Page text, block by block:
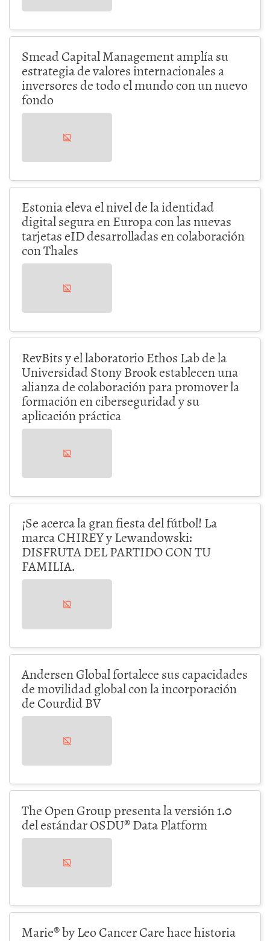
Smead Capital Management amplía su
estrategia de valores internacionales a
inversores de todo el mundo con un nuevo
fondo
Estonia eleva el nivel de la identidad
digital segura en Europa con las nuevas
tarjetas eID desarrolladas en colaboración
con Thales
RevBits y el laboratorio Ethos Lab de la
Universidad Stony Brook establecen una
alianza de colaboración para promover la
formación en ciberseguridad y su
aplicación práctica
¡Se acerca la gran fiesta del fútbol! La
marca CHIREY y Lewandowski:
DISFRUTA DEL PARTIDO CON TU
FAMILIA.
Andersen Global fortalece sus capacidades
de movilidad global con la incorporación
de Courdid BV
The Open Group presenta la versión 1.0
del estándar OSDU® Data Platform
Marie® by Leo Cancer Care hace historia